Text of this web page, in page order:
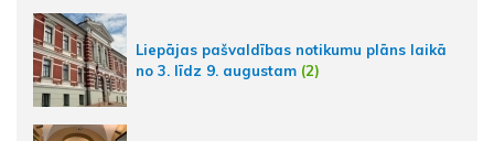
Liepājas pašvaldības notikumu plāns laikā
no 3. līdz 9. augustam (2)